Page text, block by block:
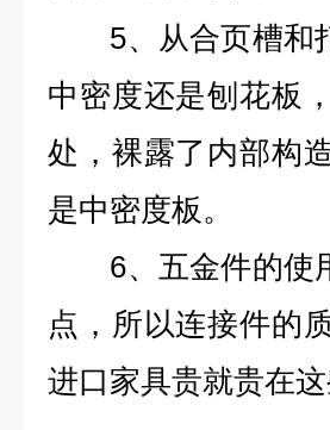
5、从合页槽和打
中密度还是刨花板
处，裸露了内部构
是中密度板。
6、五金件的使用
点，所以连接件的
进口家具贵就贵在